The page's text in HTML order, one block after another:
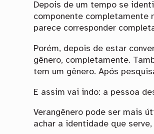
Depois de um tempo se
componente completamente
parece corresponder
Porém, depois de estar
gênero, completamente.
tem um gênero. Após
E assim vai indo: a pessoa
Verangênero pode ser mais
achar a identidade que